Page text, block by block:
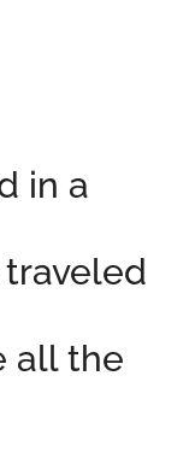
in a
all the